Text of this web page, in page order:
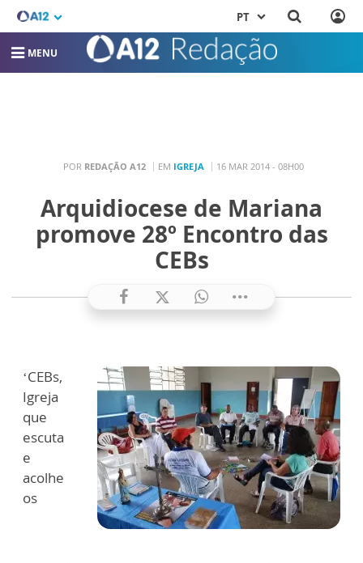
PT
MENU
POR REDAÇÃO A12 EM IGREJA 16 MAR 2014 - 08H00
Arquidiocese de Mariana
promove 28º Encontro das
CEBs
‘CEBs,
Igreja
que
escuta
e
acolhe
os